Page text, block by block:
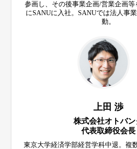
参画し、その後事業企画/営業企画等
にSANUに入社。SANUでは法人事
動。
上田 渉
株式会社オトバン
代表取締役会長
東京大学経済学部経営学科中退。複